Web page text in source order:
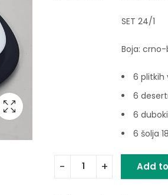
SET 24/1
Boja: crno-
6 plitkih
6
6
6 šolja
Add